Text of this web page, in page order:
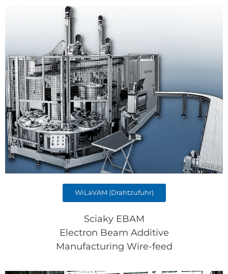
WiLaVAM (Drahtzufuhr)
Sciaky EBAM
Electron Beam Additive
Manufacturing Wire-feed